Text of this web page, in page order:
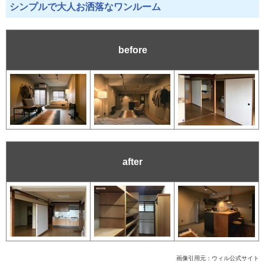
シンプルで大人お洒落なワンルーム
before
after
画像引用元：ウィル公式サイト